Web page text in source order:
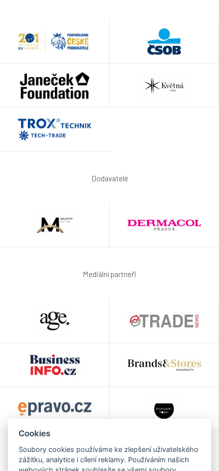
Dodavatelé
Mediální partneři
Cookies
Soubory cookies používáme ke zlepšení uživatelského
zážitku, analytice i cílení reklamy. Používáním našich